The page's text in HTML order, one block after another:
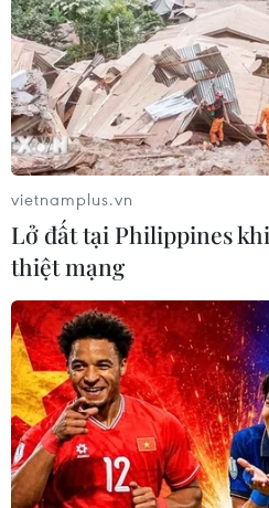
'Garcon a la Pipe' của Pablo
AP)
vietnamplus.vn
Lở đất tại Philippines
thiệt mạng